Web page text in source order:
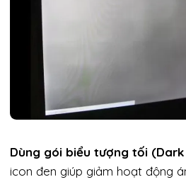
Dùng gói biểu tượng tối (Dark
icon đen giúp giảm hoạt động